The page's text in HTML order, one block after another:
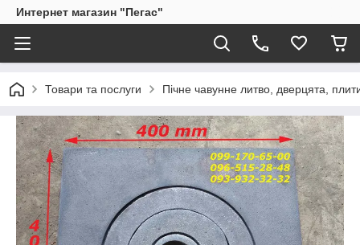
Интернет магазин "Пегас"
Товари та послуги Пічне чавунне литво, дверцята,